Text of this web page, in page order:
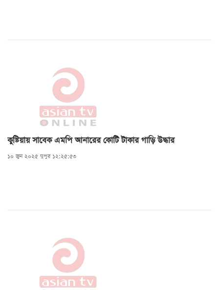
কুষ্টিয়ায় সাবেক এমপি আনারের কোটি টাকার গাড়ি উদ্ধার
১০ জুন ২০২৫ দুপুর ১২:২৫:৫৩